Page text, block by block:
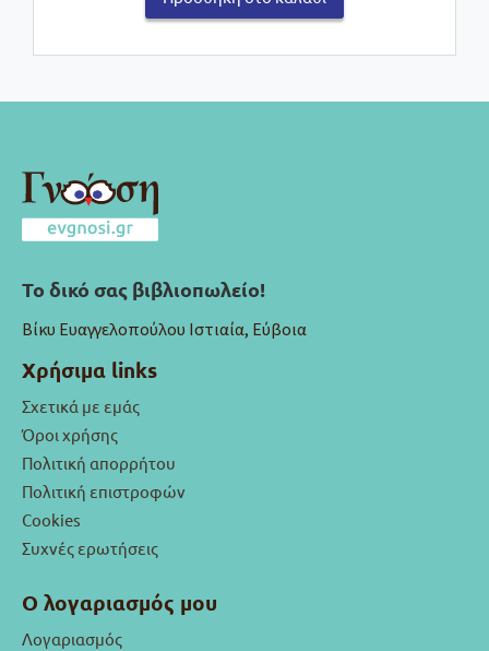
€13,95.
Το δικό σας βιβλιοπωλείο!
Βίκυ Ευαγγελοπούλου Ιστιαία, Εύβοια
Χρήσιμα links
Σχετικά με εμάς
Όροι χρήσης
Πολιτική απορρήτου
Πολιτική επιστροφών
Cookies
Συχνές ερωτήσεις
Ο λογαριασμός μου
Λογαριασμός